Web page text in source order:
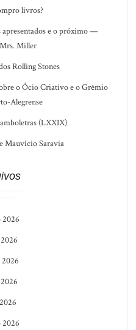
livros?
apresentados e o próximo —
Miller
Rolling Stones
o Ócio Criativo e o Grêmio
Alegrense
(LXXIX)
Mauvício Saravia
2026
2026